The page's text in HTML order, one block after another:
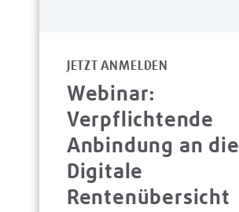
JETZT ANMELDEN
Webinar:
Verpflichtende
Anbindung an die
Digitale
Rentenübersicht